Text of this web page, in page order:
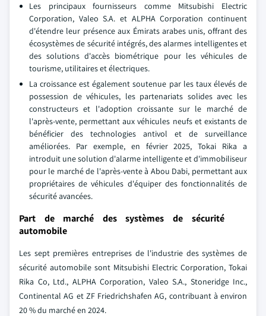
Les principaux fournisseurs comme Mitsubishi Electric
Corporation, Valeo S.A. et ALPHA Corporation continuent
d'étendre leur présence aux Émirats arabes unis, offrant des
écosystèmes de sécurité intégrés, des alarmes intelligentes et
des solutions d'accès biométrique pour les véhicules de
tourisme, utilitaires et électriques.
La croissance est également soutenue par les taux élevés de
possession de véhicules, les partenariats solides avec les
constructeurs et l'adoption croissante sur le marché de
l'après-vente, permettant aux véhicules neufs et existants de
bénéficier des technologies antivol et de surveillance
améliorées. Par exemple, en février 2025, Tokai Rika a
introduit une solution d'alarme intelligente et d'immobiliseur
pour le marché de l'après-vente à Abou Dabi, permettant aux
propriétaires de véhicules d'équiper des fonctionnalités de
sécurité avancées.
Part de marché des systèmes de sécurité
automobile
Les sept premières entreprises de l'industrie des systèmes de
sécurité automobile sont Mitsubishi Electric Corporation, Tokai
Rika Co, Ltd., ALPHA Corporation, Valeo S.A., Stoneridge Inc.,
Continental AG et ZF Friedrichshafen AG, contribuant à environ
20 % du marché en 2024.